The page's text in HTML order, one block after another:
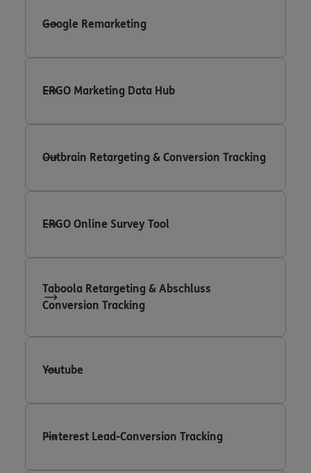
Google Remarketing
ERGO Marketing Data Hub
Outbrain Retargeting & Conversion Tracking
ERGO Online Survey Tool
Taboola Retargeting & Abschluss
Conversion Tracking
Youtube
Pinterest Lead-Conversion Tracking